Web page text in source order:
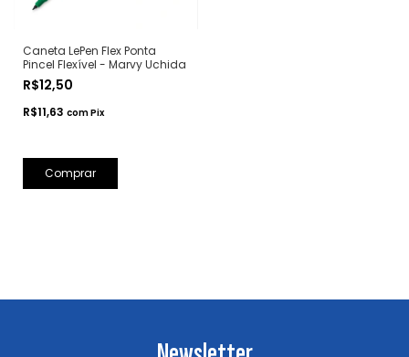
Caneta LePen Flex Ponta
Pincel Flexível - Marvy Uchida
R$12,50
R$11,63 comPix
Comprar